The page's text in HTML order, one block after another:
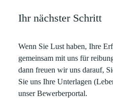
Ihr nächster Schritt
Wenn Sie Lust haben, Ihre
gemeinsam mit uns für
dann freuen wir uns darauf,
Sie uns Ihre Unterlagen
unser Bewerberportal.